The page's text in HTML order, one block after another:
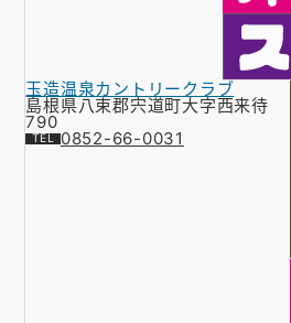
玉造温泉カントリークラブ
島根県八束郡宍道町大字西来待
790
0852-66-0031